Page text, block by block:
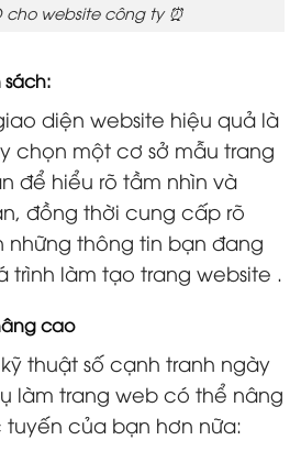
cho website công ty ⏰
diện website hiệu quả là
chọn một cơ sở mẫu trang
để hiểu rõ tầm nhìn và
đồng thời cung cấp rõ
những thông tin bạn đang
trình làm tạo trang website .
cao
thuật số cạnh tranh ngày
làm trang web có thể nâng
của bạn hơn nữa: